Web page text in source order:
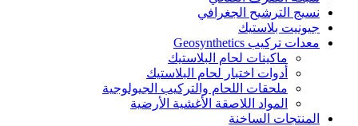
نسيج الترشيح الجغرافي
جيونيت بلاستيك
معدات تركيب Geosynthetics
ماكينات لحام البلاستيك
أدوات اختبار لحام البلاستيك
ملحقات اللحام والتركيب الجيولوجية
المواد اللاصقة الأغشية الأرضية
المنتجات الساخنة